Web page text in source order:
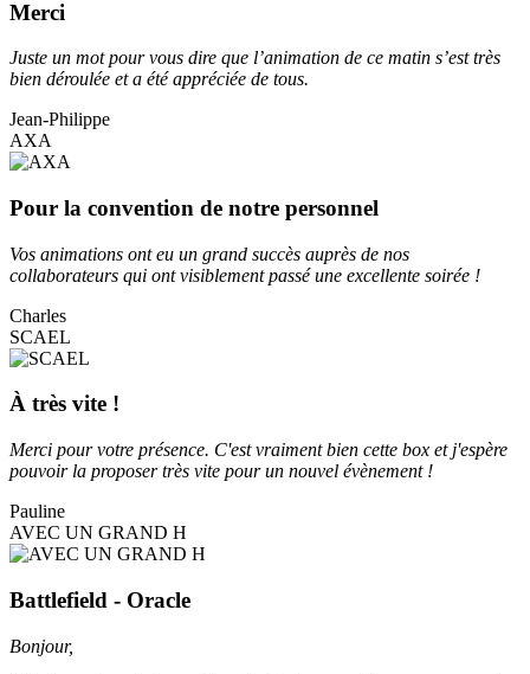
Merci
Juste un mot pour vous dire que l’animation de ce matin s’est très
bien déroulée et a été appréciée de tous.
Jean-Philippe
AXA
Pour la convention de notre personnel
Vos animations ont eu un grand succès auprès de nos
collaborateurs qui ont visiblement passé une excellente soirée !
Charles
SCAEL
À très vite !
Merci pour votre présence. C'est vraiment bien cette box et j'espère
pouvoir la proposer très vite pour un nouvel évènement !
Pauline
AVEC UN GRAND H
Battlefield - Oracle
Bonjour,